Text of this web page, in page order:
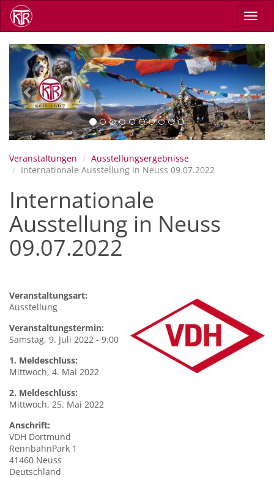
Direkt
zum
Inhalt
Previous Next
Veranstaltungen
Ausstellungsergebnisse
Internationale Ausstellung in Neuss 09.07.2022
Internationale
Ausstellung in Neuss
09.07.2022
Veranstaltungsart:
Ausstellung
Veranstaltungstermin:
Samstag, 9. Juli 2022 - 9:00
1. Meldeschluss:
Mittwoch, 4. Mai 2022
2. Meldeschluss:
Mittwoch, 25. Mai 2022
Anschrift:
VDH Dortmund
RennbahnPark 1
41460 Neuss
Deutschland